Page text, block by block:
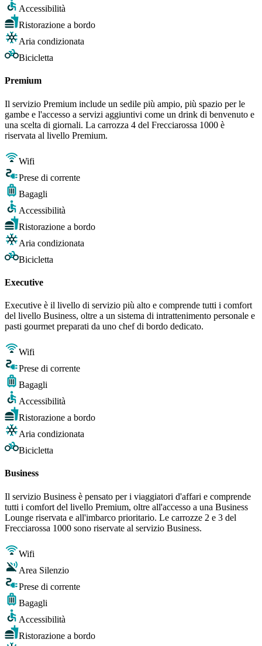
Accessibilità
Ristorazione a bordo
Aria condizionata
Bicicletta
Premium
Il servizio Premium include un sedile più ampio, più spazio per le
gambe e l'accesso a servizi aggiuntivi come un drink di benvenuto e
una scelta di giornali. La carrozza 4 del Frecciarossa 1000 è
riservata al livello Premium.
Wifi
Prese di corrente
Bagagli
Accessibilità
Ristorazione a bordo
Aria condizionata
Bicicletta
Executive
Executive è il livello di servizio più alto e comprende tutti i comfort
del livello Business, oltre a un sistema di intrattenimento personale e
pasti gourmet preparati da uno chef di bordo dedicato.
Wifi
Prese di corrente
Bagagli
Accessibilità
Ristorazione a bordo
Aria condizionata
Bicicletta
Business
Il servizio Business è pensato per i viaggiatori d'affari e comprende
tutti i comfort del livello Premium, oltre all'accesso a una Business
Lounge riservata e all'imbarco prioritario. Le carrozze 2 e 3 del
Frecciarossa 1000 sono riservate al servizio Business.
Wifi
Area Silenzio
Prese di corrente
Bagagli
Accessibilità
Ristorazione a bordo